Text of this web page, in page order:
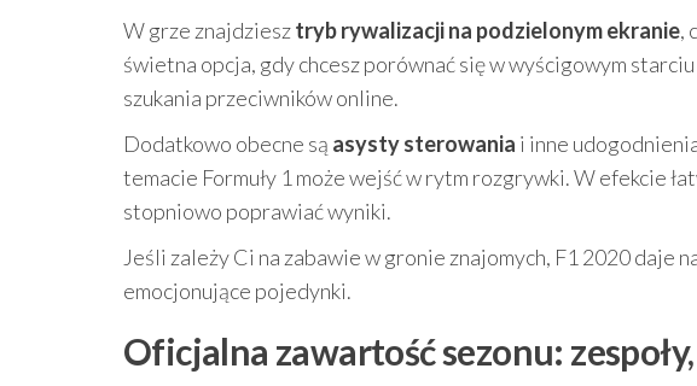
W grze znajdziesztryb rywalizacji na podzielonym ekranie,
świetna opcja, gdy chcesz porównać się w wyścigowym
szukania przeciwników online.
Dodatkowo obecne są asysty sterowania i inne
temacie Formuły 1 może wejść w rytm rozgrywki. W efekcie
stopniowo poprawiać wyniki.
Jeśli zależy Ci na zabawie w gronie znajomych, F1 2020 daje
emocjonujące pojedynki.
Oficjalna zawartość sezonu: